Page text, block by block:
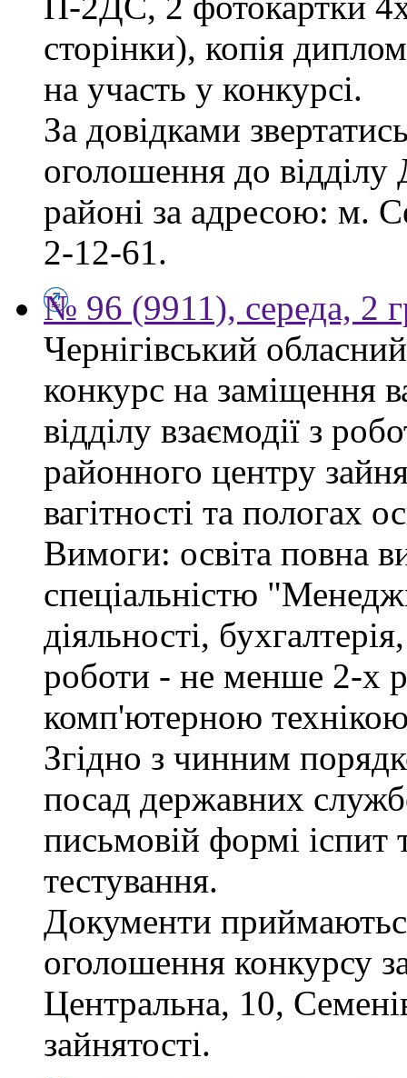
сторінки), копія
на участь у конкурсі.
За довідками
оголошення до
районі за адресою: м.
2-12-61.
№ 96 (9911), середа, 2
Чернігівський
конкурс на заміщення
відділу взаємодії з
районного центру
вагітності та пологах
Вимоги: освіта повна
спеціальністю
діяльності,
роботи - не менше 2-х
комп'ютерною
Згідно з чинним
посад державних
письмовій формі
тестування.
Документи
оголошення конкурсу
Центральна, 10,
зайнятості.